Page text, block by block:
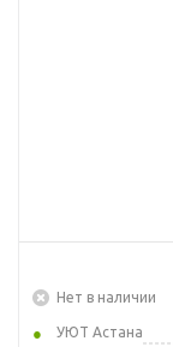
Нет в наличии
УЮТ Астана